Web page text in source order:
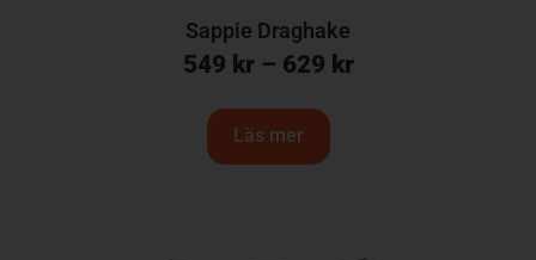
Sappie Draghake
549 kr – 629 kr
Läs mer